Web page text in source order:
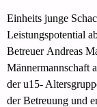
Einheits junge
Leistungspotential
Betreuer Andreas
Männermannschaft
der u15-
der Betreuung und